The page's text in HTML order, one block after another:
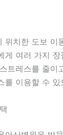
위치한 도보 이
게 여러 가지 장
트레스를 줄이
를 이용할 수 있